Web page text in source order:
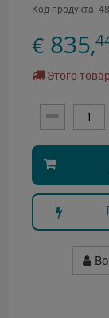
Код продукта:
€ 835,
Этого